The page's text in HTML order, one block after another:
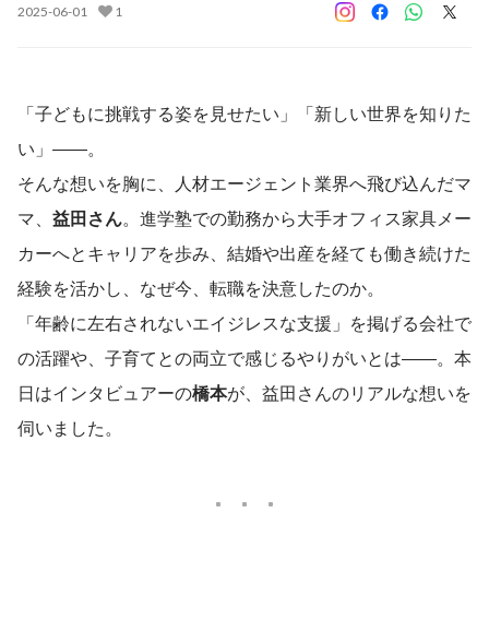
2025-06-01 1
「子どもに挑戦する姿を見せたい」「新しい世界を知りた
い」――。
そんな想いを胸に、人材エージェント業界へ飛び込んだマ
マ、 益田さん。進学塾での勤務から大手オフィス家具メー
カーへとキャリアを歩み、結婚や出産を経ても働き続けた
経験を活かし、なぜ今、転職を決意したのか。
「年齢に左右されないエイジレスな支援」を掲げる会社で
の活躍や、子育てとの両立で感じるやりがいとは――。本
日はインタビュアーの橋本が、益田さんのリアルな想いを
伺いました。